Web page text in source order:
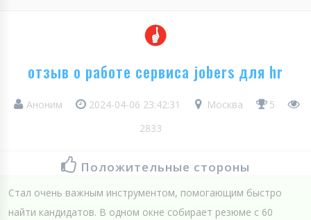
отзыв о работе сервиса jobers для hr
Аноним 2024-04-06 23:42:31 Москва
5
2833
Положительные стороны
Стал очень важным инструментом, помогающим быстро
найти кандидатов. В одном окне собирает резюме с 60